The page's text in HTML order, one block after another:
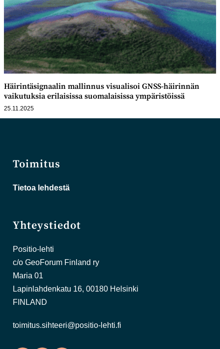
Häirintäsignaalin mallinnus visualisoi GNSS-häirinnän
vaikutuksia erilaisissa suomalaisissa ympäristöissä
25.11.2025
Toimitus
Tietoa lehdestä
Yhteystiedot
Positio-lehti
c/o GeoForum Finland ry
Maria 01
Lapinlahdenkatu 16, 00180 Helsinki
FINLAND
toimitus.sihteeri@positio-lehti.fi